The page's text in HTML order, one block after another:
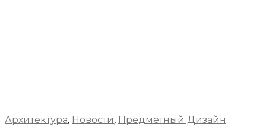
Архитектура, Новости, Предметный Дизайн